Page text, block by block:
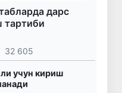
дарс
тартиби
32 605
учун кириш